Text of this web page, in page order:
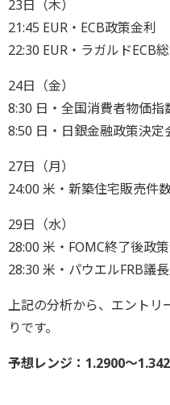
23日（木）
21:45 EUR・ECB政策金利
22:30 EUR・ラガルドECB
24日（金）
8:30 日・全国消費者物価指
8:50 日・日銀金融政策決定
27日（月）
24:00 米・新築住宅販売件
29日（水）
28:00 米・FOMC終了後政
28:30 米・パウエルFRB議
上記の分析から、エントリ
りです。
予想レンジ：1.2900〜